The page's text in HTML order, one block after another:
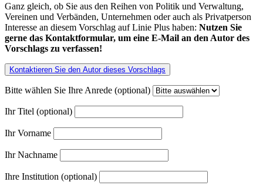
Ganz gleich, ob Sie aus den Reihen von Politik und Verwaltung,
Vereinen und Verbänden, Unternehmen oder auch als Privatperson
Interesse an diesem Vorschlag auf Linie Plus haben: Nutzen Sie
gerne das Kontaktformular, um eine E-Mail an den Autor des
Vorschlags zu verfassen!
Kontaktieren Sie den Autor dieses Vorschlags
Bitte wählen Sie Ihre Anrede (optional)
Ihr Titel (optional)
Ihr Vorname
Ihr Nachname
Ihre Institution (optional)